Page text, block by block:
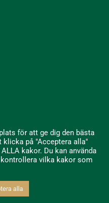
för att ge dig den bästa
på "Acceptera alla"
kakor. Du kan använda
vilka kakor som
alla